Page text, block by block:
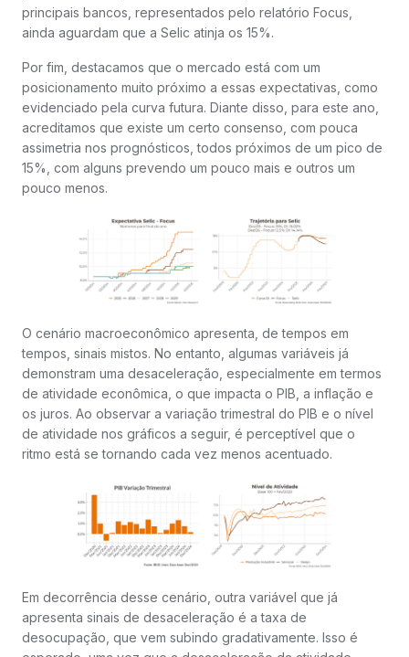
principais bancos, representados pelo relatório Focus,
ainda aguardam que a Selic atinja os 15%.
Por fim, destacamos que o mercado está com um
posicionamento muito próximo a essas expectativas, como
evidenciado pela curva futura. Diante disso, para este ano,
acreditamos que existe um certo consenso, com pouca
assimetria nos prognósticos, todos próximos de um pico de
15%, com alguns prevendo um pouco mais e outros um
pouco menos.
O cenário macroeconômico apresenta, de tempos em
tempos, sinais mistos. No entanto, algumas variáveis já
demonstram uma desaceleração, especialmente em termos
de atividade econômica, o que impacta o PIB, a inflação e
os juros. Ao observar a variação trimestral do PIB e o nível
de atividade nos gráficos a seguir, é perceptível que o
ritmo está se tornando cada vez menos acentuado.
Em decorrência desse cenário, outra variável que já
apresenta sinais de desaceleração é a taxa de
desocupação, que vem subindo gradativamente. Isso é